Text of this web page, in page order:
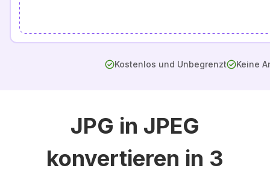
Kostenlos und Unbegrenzt Keine
JPG in JPEG
konvertieren in 3